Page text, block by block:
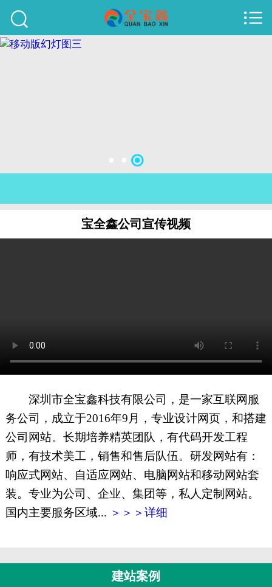
关于我们
联系我们
51La
XML地图


宝全鑫公司宣传视频
深圳市全宝鑫科技有限公司，是一家互联网服
务公司，成立于2016年9月，专业设计网页，和搭建
公司网站。长期培养精英团队，有代码开发工程
师，有技术美工，销售和售后队伍。研发网站有：
响应式网站、自适应网站、电脑网站和移动网站套
装。专业为公司、企业、集团等，私人定制网站。
国内主要服务区域... ＞＞＞详细
建站案例